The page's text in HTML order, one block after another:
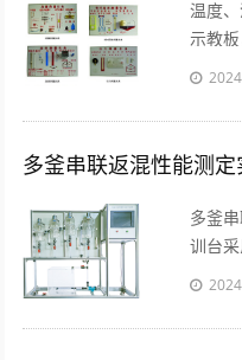
温度
示教
差压
多釜串联返混性能测
多釜
训台
导仪